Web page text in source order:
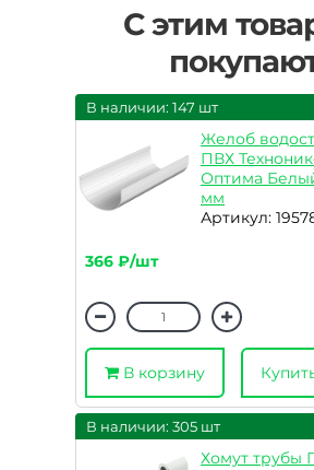
С этим
В наличии: 147 шт
Желоб
ПВХ
Оптима
мм
Артикул:
366 ₽/шт
В корзину
В наличии: 305 шт
Хомут трубы